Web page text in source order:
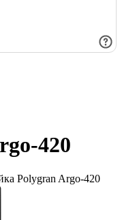
420
Polygran Argo-420